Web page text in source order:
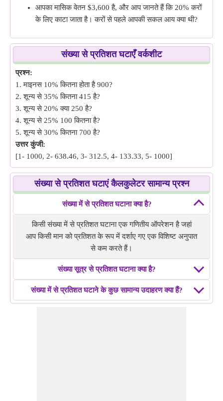
आपका मासिक वेतन $3,600 है, और आप जानते हैं कि 20% करों
के लिए काटा जाता है। करों से पहले आपकी सकल आय क्या थी?
संख्या से प्रतिशत घटाएँ वर्कशीट
प्रश्न:
1. माइनस 10% कितना होता है 900?
2. शून्य से 35% कितना 415 है?
3. शून्य से 20% क्या 250 है?
4. शून्य से 25% 100 कितना है?
5. शून्य से 30% कितना 700 है?
उत्तर कुंजी:
[1- 1000, 2- 638.46, 3- 312.5, 4- 133.33, 5- 1000]
संख्या से प्रतिशत घटाएं कैलकुलेटर सामान्य प्रश्न
संख्या में से प्रतिशत घटाना क्या है?
किसी संख्या में से प्रतिशत घटाना एक गणितीय ऑपरेशन है जहां
आप किसी मान को प्रतिशत के रूप में दर्शाए गए एक विशिष्ट अनुपात
से कम करते हैं।
संख्या सूत्र से प्रतिशत घटाना क्या है?
संख्या में से प्रतिशत घटाने के कुछ सामान्य उदाहरण क्या हैं?